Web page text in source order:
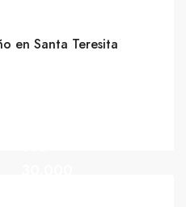
en Santa Teresita